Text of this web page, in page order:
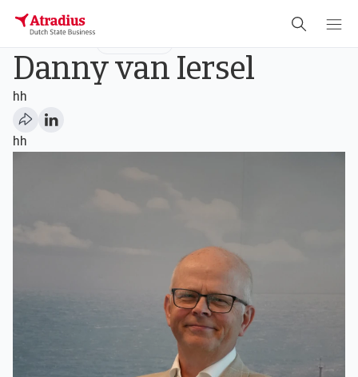
Underwriter
Danny van Iersel
hh
hh